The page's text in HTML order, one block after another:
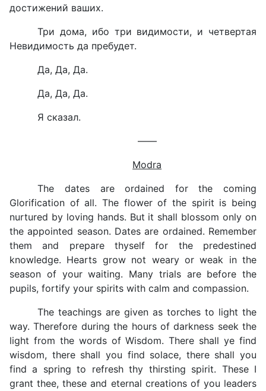
достижений ваших.
Три дома, ибо три видимости, и четвертая
Невидимость да пребудет.
Да, Да, Да.
Да, Да, Да.
Я сказал.
——
Modra
The dates are ordained for the coming
Glorification of all. The flower of the spirit is being
nurtured by loving hands. But it shall blossom only on
the appointed season. Dates are ordained. Remember
them and prepare thyself for the predestined
knowledge. Hearts grow not weary or weak in the
season of your waiting. Many trials are before the
pupils, fortify your spirits with calm and compassion.
The teachings are given as torches to light the
way. Therefore during the hours of darkness seek the
light from the words of Wisdom. There shall ye find
wisdom, there shall you find solace, there shall you
find a spring to refresh thy thirsting spirit. These I
grant thee, these and eternal creations of you leaders